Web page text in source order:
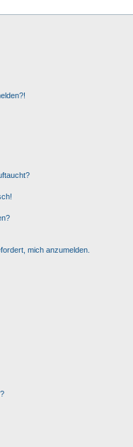
mich anzumelden.